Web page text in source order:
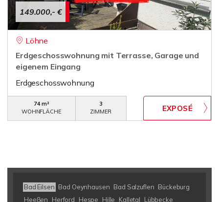
149.000,- €
Löhne
Erdgeschosswohnung mit Terrasse, Garage und
eigenem Eingang
Erdgeschosswohnung
74 m²
WOHNFLÄCHE
3
ZIMMER
Bad Eilsen Bad Oeynhausen Bad Salzuflen Bückeburg
Heeßen
Herford Hespe Hille Kalletal
Lübbecke